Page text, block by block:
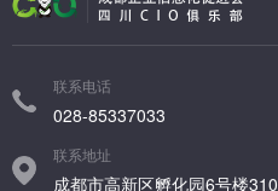
联系电话
028-85337033
联系地址
成都市高新区孵化园6号楼310